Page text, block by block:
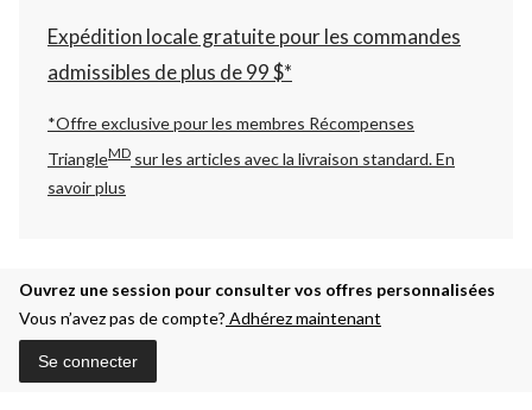
Expédition locale gratuite pour les commandes
admissibles de plus de 99 $*
*Offre exclusive pour les membres Récompenses
TriangleMD sur les articles avec la livraison standard.En
savoir plus
Ouvrez une session pour consulter vos offres personnalisées
Vous n’avez pas de compte? Adhérez maintenant
Se connecter